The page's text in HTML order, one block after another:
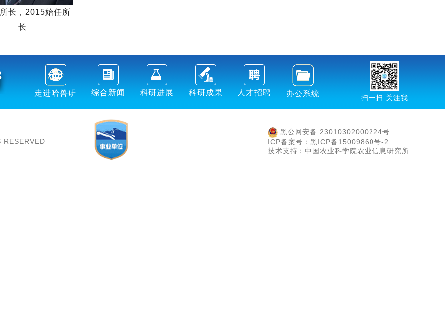
长，2015始任所
长
走进哈兽研 综合新闻 科研进展 科研成果 人才招聘 办公系统 扫一扫 关注我
RESERVED
黑公网安备 23010302000224号
ICP备案号：黑ICP备15009860号-2
技术支持：中国农业科学院农业信息研究所